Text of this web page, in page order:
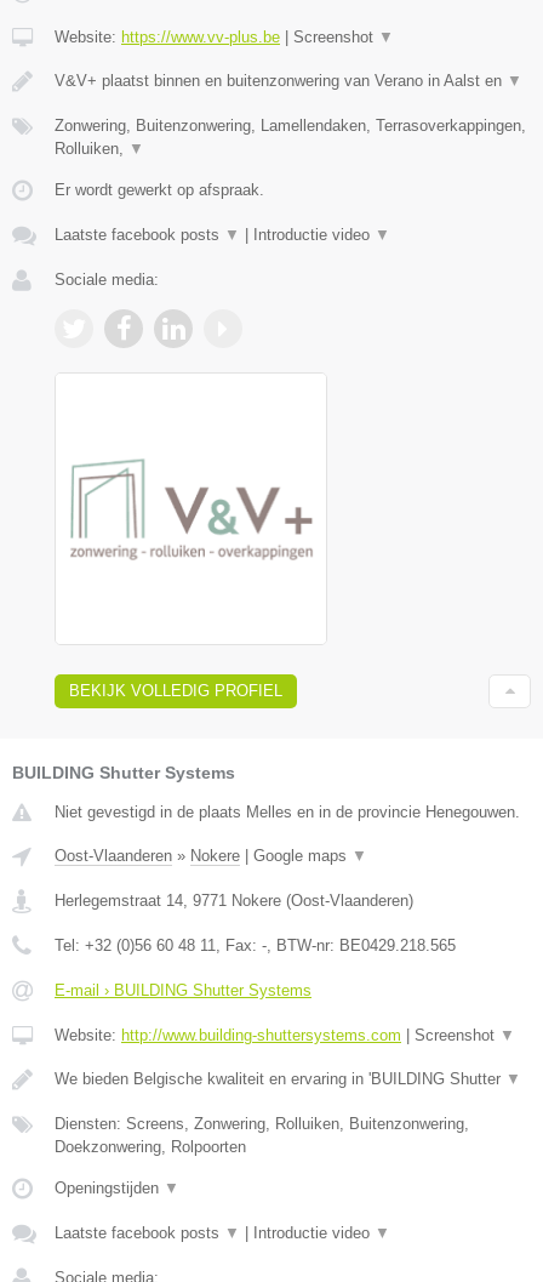
Website: https://www.vv-plus.be Screenshot ▼
V&V+ plaatst binnen en buitenzonwering van Verano in Aalst en ▼
Zonwering, Buitenzonwering, Lamellendaken, Terrasoverkappingen,
Rolluiken,
▼
Er wordt gewerkt op afspraak.
Laatste facebook posts ▼ Introductie video ▼
Sociale media:
BEKIJK VOLLEDIG PROFIEL
BUILDING Shutter Systems
Niet gevestigd in de plaats Melles en in de provincie Henegouwen.
Oost-Vlaanderen » Nokere Google maps ▼
Herlegemstraat 14 9771 Nokere (Oost-Vlaanderen)
Tel: +32 (0)56 60 48 11 , Fax: - , BTW-nr: BE0429.218.565
E-mail › BUILDING Shutter Systems
Website: http://www.building-shuttersystems.com Screenshot ▼
We bieden Belgische kwaliteit en ervaring in 'BUILDING Shutter ▼
Diensten: Screens, Zonwering, Rolluiken, Buitenzonwering,
Doekzonwering, Rolpoorten
Openingstijden ▼
Laatste facebook posts ▼ Introductie video ▼
Sociale media: